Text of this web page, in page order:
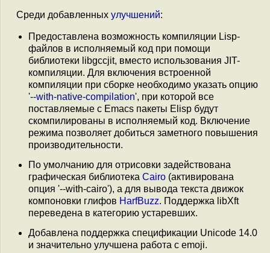
Среди добавленных улучшений:
Предоставлена возможность компиляции Lisp-
файлов в исполняемый код при помощи
библиотеки libgccjit, вместо использования JIT-
компиляции. Для включения встроенной
компиляции при сборке необходимо указать опцию
'--with-native-compilation', при которой все
поставляемые с Emacs пакеты Elisp будут
скомпилированы в исполняемый код. Включение
режима позволяет добиться заметного повышения
производительности.
По умолчанию для отрисовки задействована
графическая библиотека Cairo (активирована
опция '--with-cairo'), а для вывода текста движок
компоновки глифов HarfBuzz. Поддержка libXft
переведена в категорию устаревших.
Добавлена поддержка спецификации Unicode 14.0
и значительно улучшена работа с emoji.